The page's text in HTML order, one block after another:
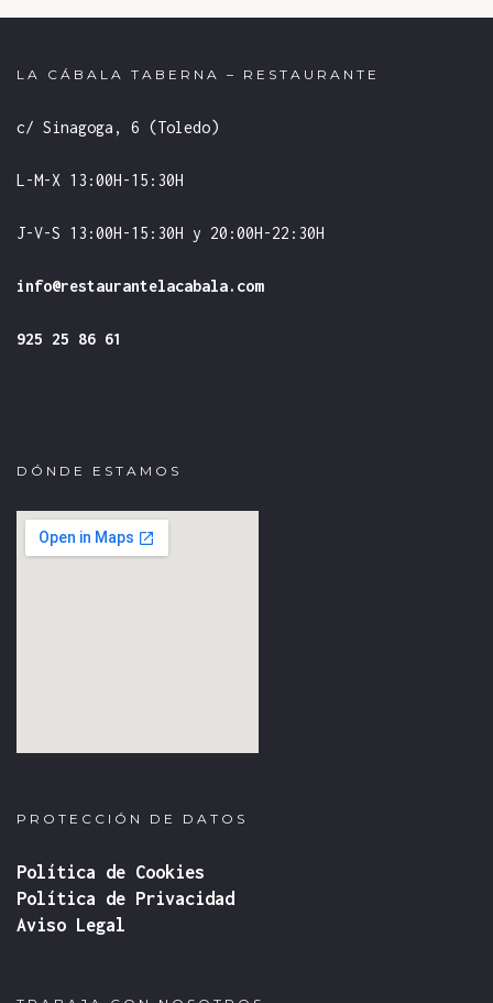
LA CÁBALA TABERNA – RESTAURANTE
c/ Sinagoga, 6 (Toledo)
L-M-X 13:00H-15:30H
J-V-S 13:00H-15:30H y 20:00H-22:30H
info@restaurantelacabala.com
925 25 86 61
DÓNDE ESTAMOS
PROTECCIÓN DE DATOS
Política de Cookies
Política de Privacidad
Aviso Legal